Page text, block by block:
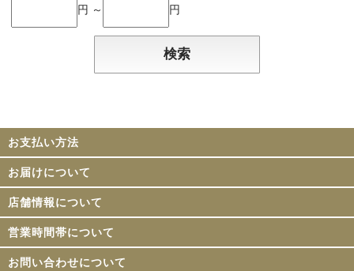
円 ～ 円
お支払い方法
お届けについて
店舗情報について
営業時間帯について
お問い合わせについて